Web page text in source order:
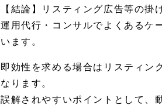
Q9. 自社に最適な動画マー
監修者プロフィール
【結論】リスティング広告等の
運用代行・コンサルでよくあるケ
います。
即効性を求める場合はリスティン
なります。
誤解されやすいポイントとして、